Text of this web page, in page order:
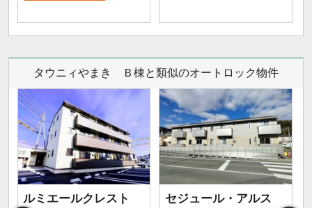
タウニィやまき Ｂ棟と類似のオートロック物件
ルミエールクレスト セジュール・アルス